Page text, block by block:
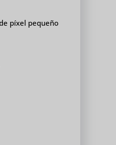
píxel pequeño